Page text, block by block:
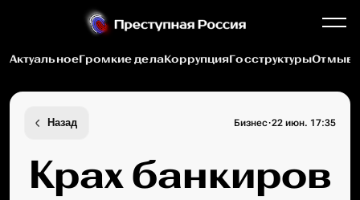
АктуальноеГромкие делаКоррупцияГосструктуры
Назад Бизнес·22 июн. 17:35
Крах банкиров